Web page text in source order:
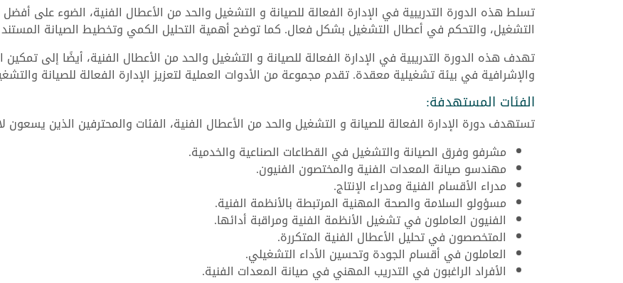
تسلط هذه الدورة التدريبية في الإدارة الفعالة للصيانة و التشغيل والحد من الأعطال الفنية، الضوء على
التشغيل، والتحكم في أعطال التشغيل بشكل فعال. كما توضح أهمية التحليل الكمي وتخطيط الصيانة المستند
تهدف هذه الدورة التدريبية في الإدارة الفعالة للصيانة و التشغيل والحد من الأعطال الفنية، أيضًا إلى
والإشرافية في بيئة تشغيلية معقدة. تقدم مجموعة من الأدوات العملية لتعزيز الإدارة الفعالة للصيانة
الفئات المستهدفة:
تستهدف دورة الإدارة الفعالة للصيانة و التشغيل والحد من الأعطال الفنية، الفئات والمحترفين الذين يسعون
مشرفو وفرق الصيانة والتشغيل في القطاعات الصناعية والخدمية.
مهندسو صيانة المعدات الفنية والمختصون الفنيون.
مدراء الأقسام الفنية ومدراء الإنتاج.
مسؤولو السلامة والصحة المهنية المرتبطة بالأنظمة الفنية.
الفنيون العاملون في تشغيل الأنظمة الفنية ومراقبة أدائها.
المتخصصون في تحليل الأعطال الفنية المتكررة.
العاملون في أقسام الجودة وتحسين الأداء التشغيلي.
الأفراد الراغبون في التدريب المهني في صيانة المعدات الفنية.